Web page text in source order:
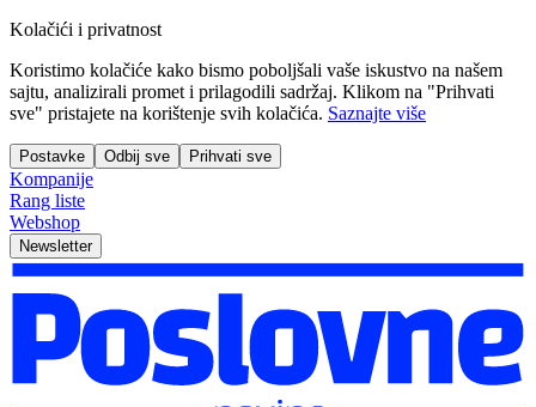
Kolačići i privatnost
Koristimo kolačiće kako bismo poboljšali vaše iskustvo na našem
sajtu, analizirali promet i prilagodili sadržaj. Klikom na "Prihvati
sve" pristajete na korištenje svih kolačića. Saznajte više
Postavke Odbij sve Prihvati sve
Kompanije
Rang liste
Webshop
Newsletter